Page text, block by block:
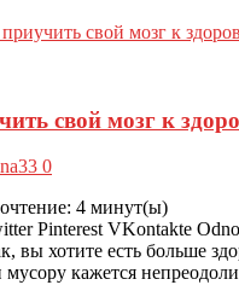
свой мозг к
0
4 минут(ы)
Pinterest VKontakte
вы хотите есть больше
мусору кажется